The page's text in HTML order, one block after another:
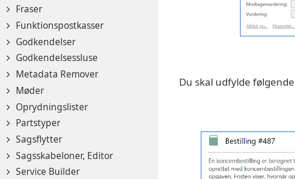
Fraser
Funktionspostkasser
Godkendelser
Godkendelsessluse
Metadata Remover
Møder
Oprydningslister
Partstyper
Sagsflytter
Sagsskabeloner, Editor
Service Builder
Du skal udfylde